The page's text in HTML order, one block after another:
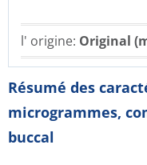
l' origine: Original
Résumé des
microgrammes,
buccal